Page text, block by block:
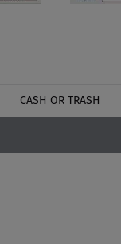
CASH OR TRASH